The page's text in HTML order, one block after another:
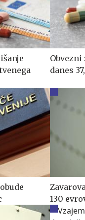
danes
130